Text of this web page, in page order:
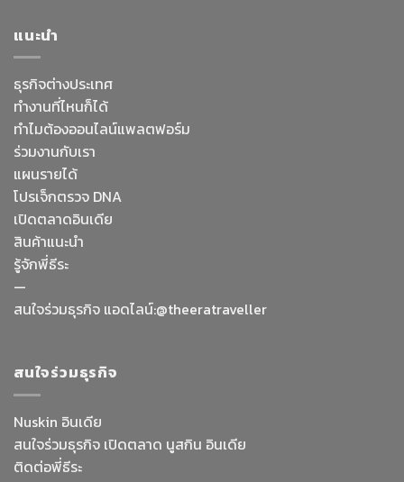
แนะนำ
ธุรกิจต่างประเทศ
ทำงานที่ไหนก็ได้
ทำไมต้องออนไลน์แพลตฟอร์ม
ร่วมงานกับเรา
แผนรายได้
โปรเจ็กตรวจ DNA
เปิดตลาดอินเดีย
สินค้าแนะนำ
รู้จักพี่ธีระ
—
สนใจร่วมธุรกิจ แอดไลน์:@theeratraveller
สนใจร่วมธุรกิจ
Nuskin อินเดีย
สนใจร่วมธุรกิจ เปิดตลาด นูสกิน อินเดีย
ติดต่อพี่ธีระ